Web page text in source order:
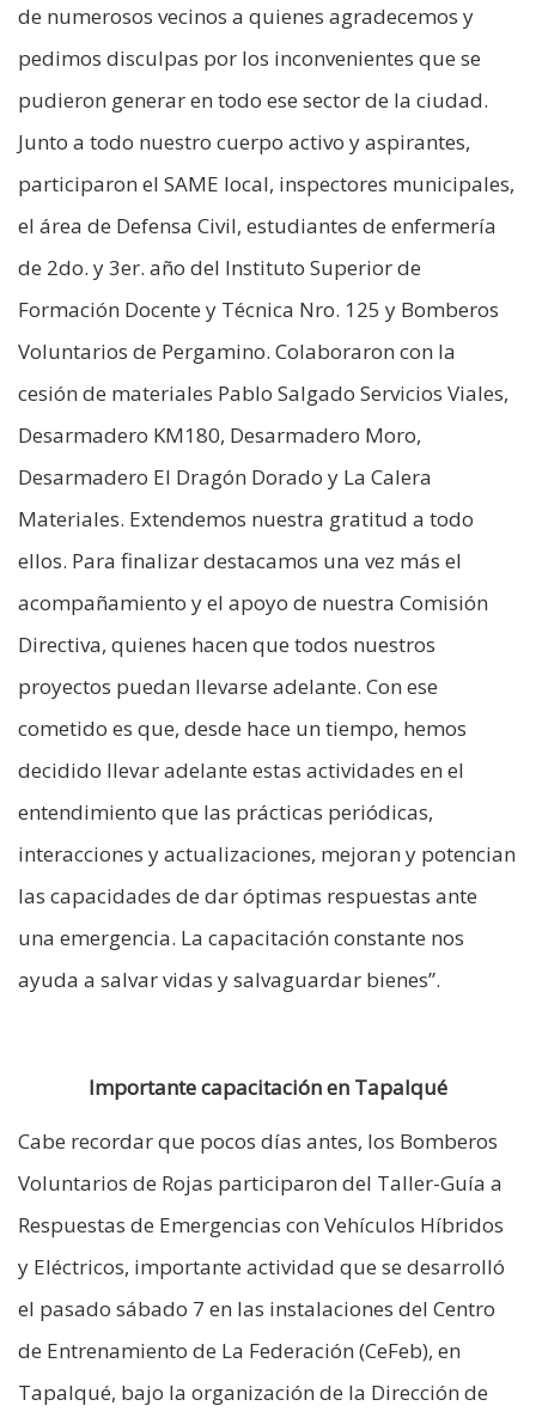
de numerosos vecinos a quienes agradecemos y
pedimos disculpas por los inconvenientes que se
pudieron generar en todo ese sector de la ciudad.
Junto a todo nuestro cuerpo activo y aspirantes,
participaron el SAME local, inspectores municipales,
el área de Defensa Civil, estudiantes de enfermería
de 2do. y 3er. año del Instituto Superior de
Formación Docente y Técnica Nro. 125 y Bomberos
Voluntarios de Pergamino. Colaboraron con la
cesión de materiales Pablo Salgado Servicios Viales,
Desarmadero KM180, Desarmadero Moro,
Desarmadero El Dragón Dorado y La Calera
Materiales. Extendemos nuestra gratitud a todo
ellos. Para finalizar destacamos una vez más el
acompañamiento y el apoyo de nuestra Comisión
Directiva, quienes hacen que todos nuestros
proyectos puedan llevarse adelante. Con ese
cometido es que, desde hace un tiempo, hemos
decidido llevar adelante estas actividades en el
entendimiento que las prácticas periódicas,
interacciones y actualizaciones, mejoran y potencian
las capacidades de dar óptimas respuestas ante
una emergencia. La capacitación constante nos
ayuda a salvar vidas y salvaguardar bienes”.
Importante capacitación en Tapalqué
Cabe recordar que pocos días antes, los Bomberos
Voluntarios de Rojas participaron del Taller-Guía a
Respuestas de Emergencias con Vehículos Híbridos
y Eléctricos, importante actividad que se desarrolló
el pasado sábado 7 en las instalaciones del Centro
de Entrenamiento de La Federación (CeFeb), en
Tapalqué, bajo la organización de la Dirección de